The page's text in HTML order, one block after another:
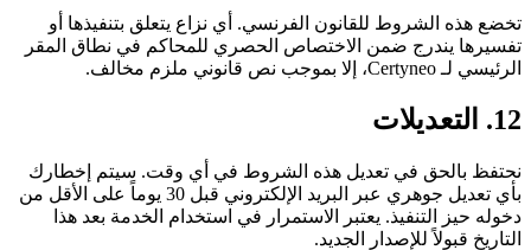
تخضع هذه الشروط للقانون الفرنسي. أي نزاع يتعلق بتنفيذها أو
تفسيرها يندرج ضمن الاختصاص الحصري للمحاكم في نطاق المقر
الرئيسي لـ Certyneo، إلا بموجب نص قانوني ملزم مخالف.
12. التعديلات
نحتفظ بالحق في تعديل هذه الشروط في أي وقت. سيتم إخطارك
بأي تعديل جوهري عبر البريد الإلكتروني قبل 30 يوماً على الأقل من
دخوله حيز التنفيذ. يعتبر الاستمرار في استخدام الخدمة بعد هذا
التاريخ قبولاً للإصدار الجديد.